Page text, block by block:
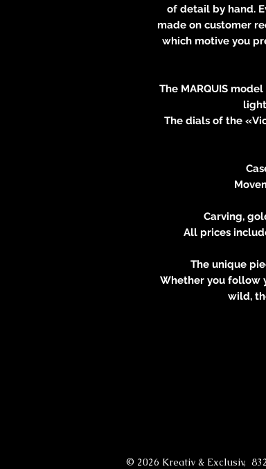
of detail by hand.
made on customer
which motive you
The MARQUIS
The dials of the
Carving,
All prices
The unique
Whether you follow
wild,
© 2026 Kreativ & Exclusiv,